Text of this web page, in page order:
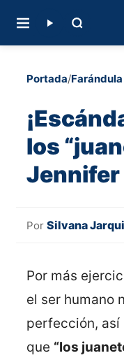
Portada/Farándula
los
Jennifer
Por Silvana
Por más
el ser humano
perfección, así
que “los